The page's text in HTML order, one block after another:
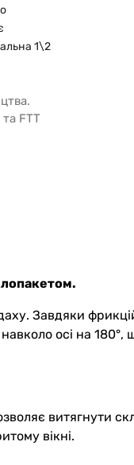
1\2
FTT
Завдяки
осі на 180°,
витягнути
вікні.